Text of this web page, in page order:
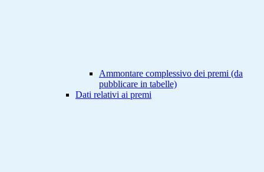
Ammontare complessivo dei premi (da
pubblicare in tabelle)
Dati relativi ai premi